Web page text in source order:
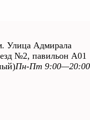
Улица Адмирала
№2, павильон А01
Пн-Пт